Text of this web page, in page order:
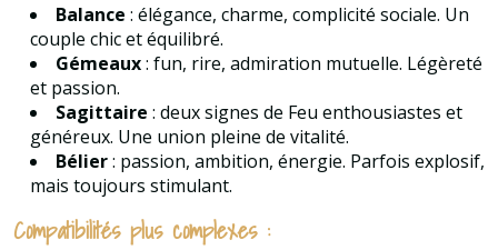
Balance : élégance, charme, complicité sociale. Un
couple chic et équilibré.
Gémeaux: fun, rire, admiration mutuelle. Légèreté
et passion.
Sagittaire : deux signes de Feu enthousiastes et
généreux. Une union pleine de vitalité.
Bélier: passion, ambition, énergie. Parfois explosif,
mais toujours stimulant.
Compatibilités plus complexes :